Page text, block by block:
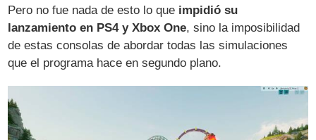
Pero no fue nada de esto lo que impidió su
lanzamiento en PS4 y Xbox One, sino la imposibilidad
de estas consolas de abordar todas las simulaciones
que el programa hace en segundo plano.